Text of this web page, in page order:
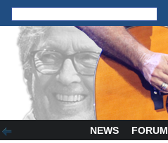
NEWS FORUM